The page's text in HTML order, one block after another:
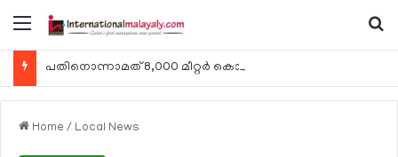
Menu
Home / Local News